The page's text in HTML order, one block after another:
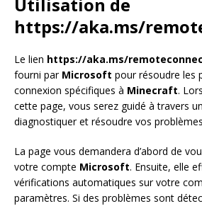
Utilisation de
https://aka.ms/
Le lien https://aka.ms/
fourni par Microsoft pour résoudre les
connexion spécifiques à Minecraft.
cette page, vous serez guidé à travers
diagnostiquer et résoudre vos
La page vous demandera d’abord de
votre compte Microsoft. Ensuite, elle
vérifications automatiques sur votre
paramètres. Si des problèmes sont